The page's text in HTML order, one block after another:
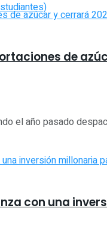
de
el año pasado
con una